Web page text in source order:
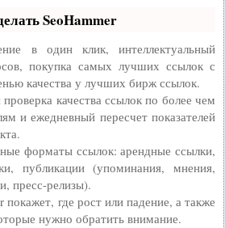
SeoHammer
в один клик, интеллектуальный
покупка самых лучших ссылок с
качества у лучших бирж ссылок.
качества ссылок по более чем
и ежедневный пересчет показателей
форматы ссылок: арендные ссылки,
публикации (упоминания, мнения,
пресс-релизы).
где рост или падение, а также
нужно обратить внимание.